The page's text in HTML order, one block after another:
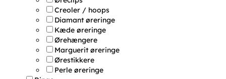
Creoler / hoops
Diamant øreringe
Kæde øreringe
Ørehængere
Marguerit øreringe
Ørestikkere
Perle øreringe